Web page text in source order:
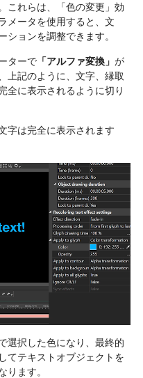
これらは、「色の変更」効
メータを使用すると、文
ションを調整できます。
ターで 「アルファ変換」 が
上記のように、文字、縁取
全に表示されるように切り
字は完全に表示されます
選択した色になり、最終的
てテキストオブジェクトを
ります。